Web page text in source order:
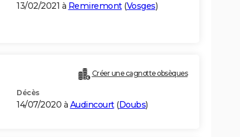
13/02/2021 à Remiremont(Vosges)
Créer une cagnotte obsèques
Décès
14/07/2020 à Audincourt(Doubs)